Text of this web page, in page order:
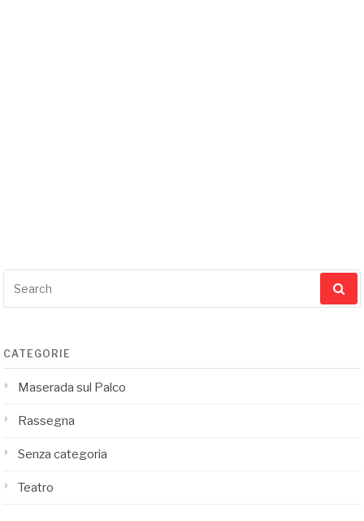
for:
CATEGORIE
Maserada sul Palco
Rassegna
Senza categoria
Teatro